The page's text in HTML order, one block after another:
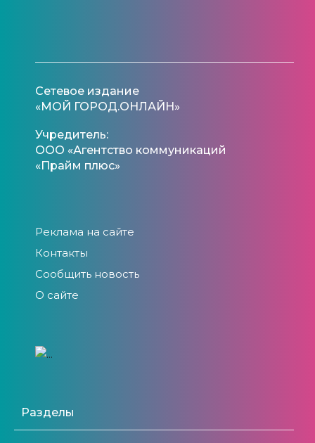
Сетевое издание
«МОЙ ГОРОД.ОНЛАЙН»
Учредитель:
ООО «Агентство коммуникаций
«Прайм плюс»
Реклама на сайте
Контакты
Сообщить новость
О сайте
Разделы